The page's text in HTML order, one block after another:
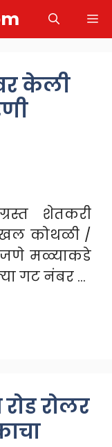
केली
शेतकरी
कोथळी /
मळ्याकडे
गट नंबर …
रोलर